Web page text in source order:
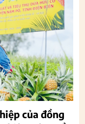
của đồng